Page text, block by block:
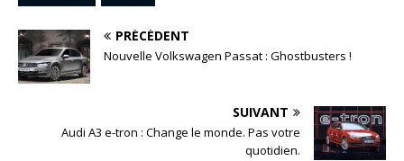
PRÉCÉDENT
Nouvelle Volkswagen Passat : Ghostbusters !
SUIVANT
Audi A3 e-tron : Change le monde. Pas votre
quotidien.